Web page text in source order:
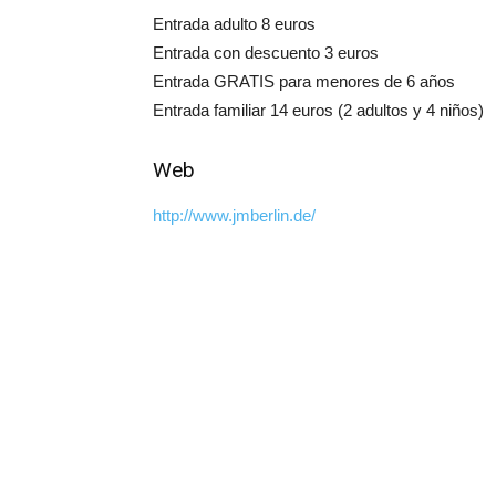
Entrada adulto 8 euros
Entrada con descuento 3 euros
Entrada GRATIS para menores de 6 años
Entrada familiar 14 euros (2 adultos y 4 niños)
Web
http://www.jmberlin.de/